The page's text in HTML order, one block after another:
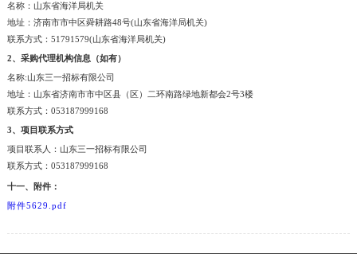
名称：山东省海洋局机关
地址：济南市市中区舜耕路48号(山东省海洋局机关)
联系方式：51791579(山东省海洋局机关)
2、采购代理机构信息（如有）
名称:山东三一招标有限公司
地址：山东省济南市市中区县（区）二环南路绿地新都会2号3楼
联系方式：053187999168
3、项目联系方式
项目联系人：山东三一招标有限公司
联系方式：053187999168
十一、附件：
附件5629.pdf